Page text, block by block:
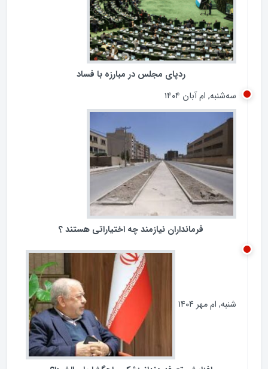
ردپای مجلس در مبارزه با فساد
سه‌شنبه, ام آبان ۱۴۰۴
فرمانداران نیازمند چه اختیاراتی هستند ؟